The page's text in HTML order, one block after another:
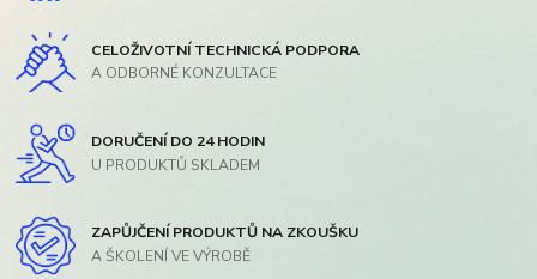
CELOŽIVOTNÍ TECHNICKÁ PODPORA
A ODBORNÉ KONZULTACE
DORUČENÍ DO 24 HODIN
U PRODUKTŮ SKLADEM
ZAPŮJČENÍ PRODUKTŮ NA ZKOUŠKU
A ŠKOLENÍ VE VÝROBĚ